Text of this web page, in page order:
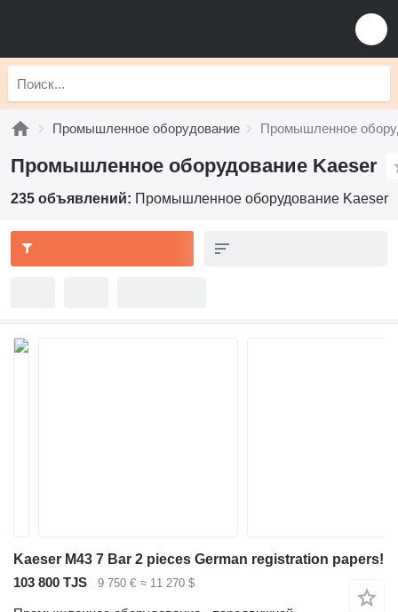
Промышленное оборудование Промышленное
Промышленное оборудование Kaeser
235 объявлений: Промышленное оборудование Kaeser
Kaeser M43 7 Bar 2 pieces German registration papers!
103 800 TJS
9 750 € ≈ 11 270 $